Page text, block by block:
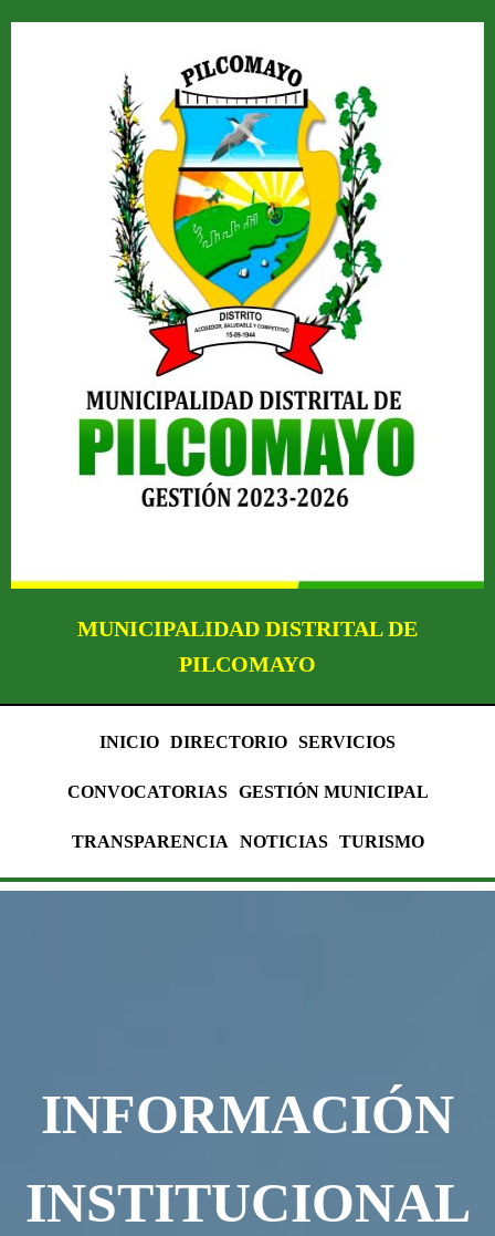
MUNICIPALIDAD DISTRITAL DE
PILCOMAYO
INICIO DIRECTORIO SERVICIOS
CONVOCATORIAS GESTIÓN MUNICIPAL
TRANSPARENCIA NOTICIAS TURISMO
INFORMACIÓN
INSTITUCIONAL